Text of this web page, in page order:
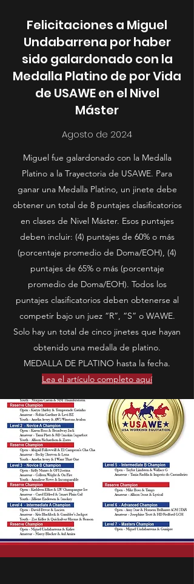
Felicitaciones a Miguel
Undabarrena por haber
sido galardonado con la
Medalla Platino de por Vida
de USAWE en el Nivel
Máster
Agosto de 2024
Miguel fue galardonado con la Medalla
Platino a la Trayectoria de USAWE. Para
ganar una Medalla Platino, un jinete debe
obtener un total de 8 puntajes clasificatorios
en clases de Nivel Máster. Esos puntajes
deben incluir: (4) puntajes de 60% o más
(porcentaje promedio de Doma/EOH), (4)
puntajes de 65% o más (porcentaje
promedio de Doma/EOH). Todos los
puntajes clasificatorios deben obtenerse al
competir bajo un juez “R”, “S” o WAWE.
Solo hay un total de cinco jinetes que hayan
obtenido una medalla de platino.
MEDALLA DE PLATINO hasta la fecha.
Lea el artículo completo aquí